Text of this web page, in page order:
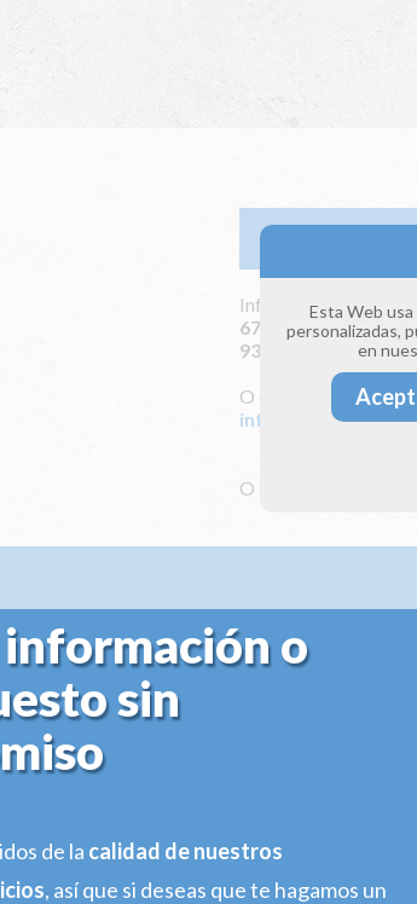
Ir a la sección de
Infórmate
672 115 393
931 164 154
O enviándonos un
O solicita más
o
sin
de la calidad de nuestros
, así que si deseas que te hagamos un
Esta Web
personalizadas,
en